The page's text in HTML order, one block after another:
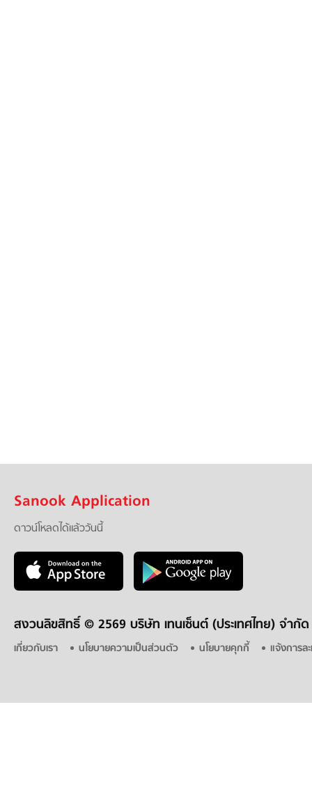
Sanook Application
ดาวน์โหลดได้แล้ววันนี้
สงวนลิขสิทธิ์ © 2569 บริษัท เทนเซ็นต์ (ประเทศไทย) จำกัด
เกี่ยวกับเรา นโยบายความเป็นส่วนตัว นโยบายคุกกี้ แจ้งการล